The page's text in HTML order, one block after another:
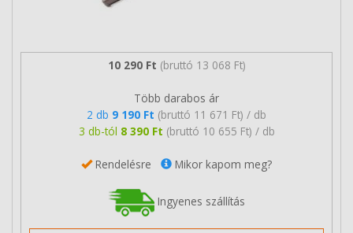
10 290 Ft (bruttó 13 068 Ft)
Több darabos ár
2 db 9 190 Ft (bruttó 11 671 Ft) / db
3 db-tól 8 390 Ft (bruttó 10 655 Ft) / db
Rendelésre Mikor kapom meg?
Ingyenes szállítás